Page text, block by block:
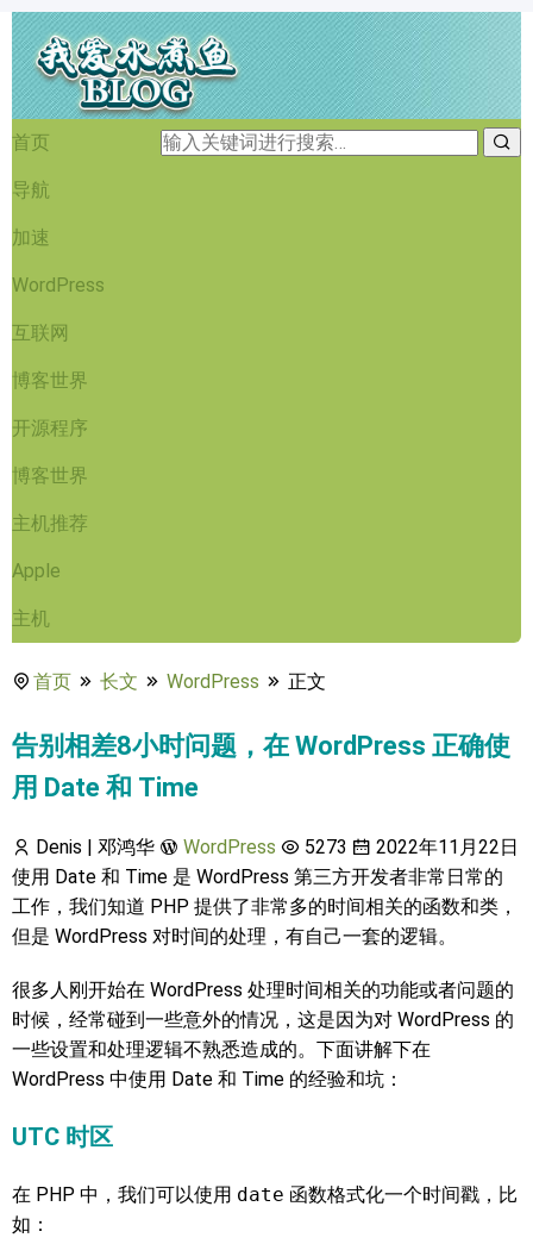
首页
导航
加速
WordPress
互联网
博客世界
开源程序
博客世界
主机推荐
Apple
主机
首页 长文 WordPress 正文
告别相差8小时问题，在 WordPress 正确使
用 Date 和 Time
Denis | 邓鸿华 WordPress 5273
2022年11月22日
使用 Date 和 Time 是 WordPress 第三方开发者非常日常的
工作，我们知道 PHP 提供了非常多的时间相关的函数和类，
但是 WordPress 对时间的处理，有自己一套的逻辑。
很多人刚开始在 WordPress 处理时间相关的功能或者问题的
时候，经常碰到一些意外的情况，这是因为对 WordPress 的
一些设置和处理逻辑不熟悉造成的。下面讲解下在
WordPress 中使用 Date 和 Time 的经验和坑：
UTC 时区
在 PHP 中，我们可以使用 date 函数格式化一个时间戳，比
如：